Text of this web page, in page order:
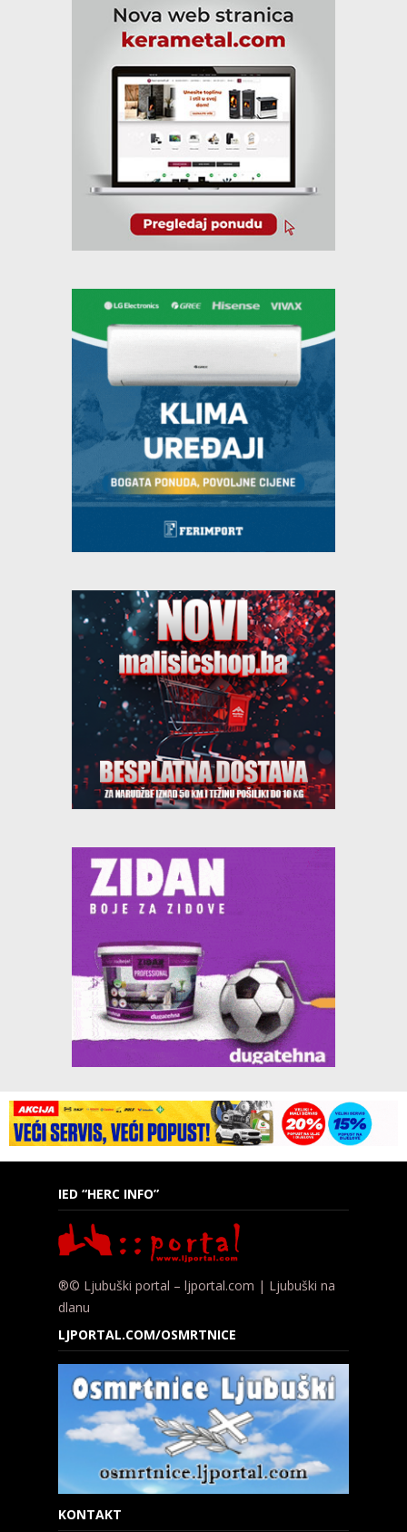
IED “HERC INFO”
®© Ljubuški portal – ljportal.com | Ljubuški na
dlanu
LJPORTAL.COM/OSMRTNICE
KONTAKT